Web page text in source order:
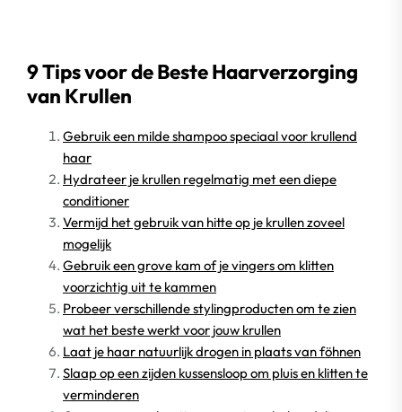
9 Tips voor de Beste Haarverzorging
van Krullen
Gebruik een milde shampoo speciaal voor krullend
haar
Hydrateer je krullen regelmatig met een diepe
conditioner
Vermijd het gebruik van hitte op je krullen zoveel
mogelijk
Gebruik een grove kam of je vingers om klitten
voorzichtig uit te kammen
Probeer verschillende stylingproducten om te zien
wat het beste werkt voor jouw krullen
Laat je haar natuurlijk drogen in plaats van föhnen
Slaap op een zijden kussensloop om pluis en klitten te
verminderen